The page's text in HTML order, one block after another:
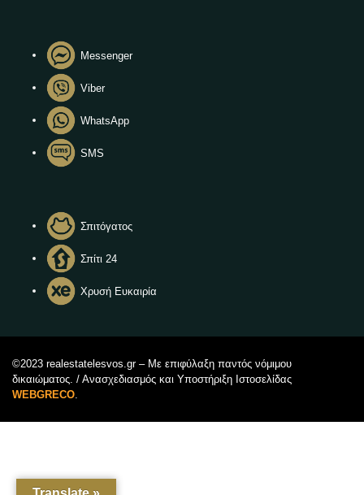
Messenger
Viber
WhatsApp
SMS
Σπιτόγατος
Σπίτι 24
Χρυσή Ευκαιρία
©2023 realestatelesvos.gr – Με επιφύλαξη παντός νόμιμου
δικαιώματος. / Ανασχεδιασμός και Υποστήριξη Ιστοσελίδας
WEBGRECO.